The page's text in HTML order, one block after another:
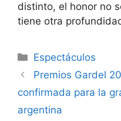
distinto, el honor no
tiene otra
Espectáculos
Premios Gardel
confirmada para la
argentina